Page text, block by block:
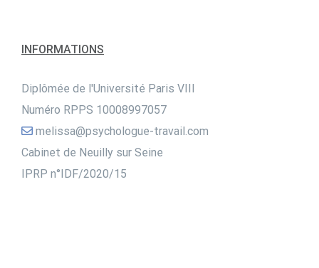
INFORMATIONS
Diplômée de l'Université Paris VIII
Numéro RPPS 10008997057
melissa@psychologue-travail.com
Cabinet de Neuilly sur Seine
IPRP n°IDF/2020/15